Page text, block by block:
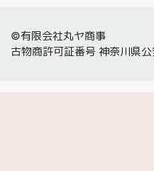
©有限会社丸ヤ商事
古物商許可証番号 神奈川県